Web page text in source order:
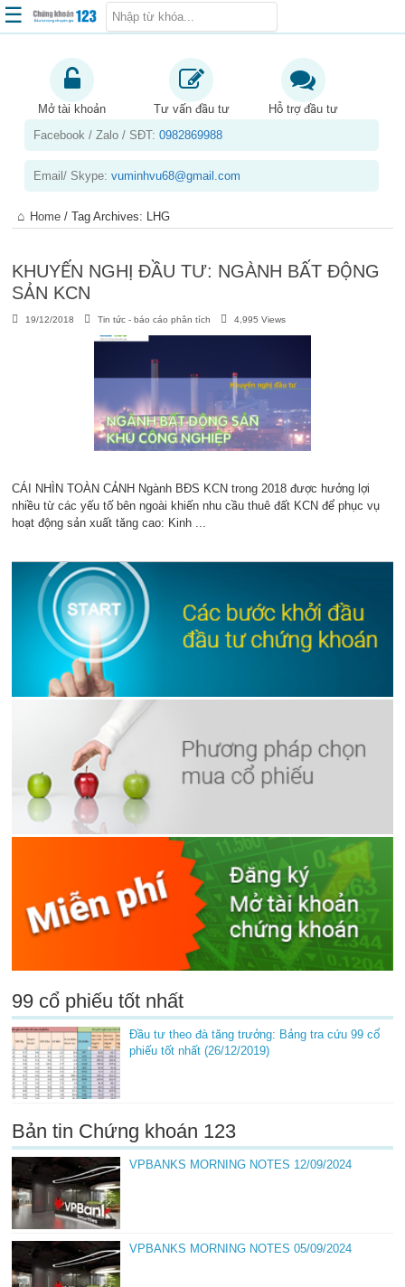
Trang chủ
Kiến thức chứng khoán
Kinh nghiệm đầu tư
Sản phẩm – dịch vụ
Chứng khoán phái sinh
☰
Mở tài khoản Tư vấn đầu tư
Hỗ trợ đầu tư
Facebook / Zalo / SĐT:0982869988
Email/ Skype:vuminhvu68@gmail.com
Home /Tag Archives: LHG
KHUYẾN NGHỊ ĐẦU TƯ: NGÀNH BẤT ĐỘNG
SẢN KCN
19/12/2018 Tin tức - báo cáo phân tích 4,995 Views
CÁI NHÌN TOÀN CẢNH Ngành BĐS KCN trong 2018 được hưởng lợi
nhiều từ các yếu tố bên ngoài khiến nhu cầu thuê đất KCN để phục vụ
hoạt động sản xuất tăng cao: Kinh ...
99 cổ phiếu tốt nhất
Đầu tư theo đà tăng trưởng: Bảng tra cứu 99 cổ
phiếu tốt nhất (26/12/2019)
Bản tin Chứng khoán 123
VPBANKS MORNING NOTES 12/09/2024
VPBANKS MORNING NOTES 05/09/2024